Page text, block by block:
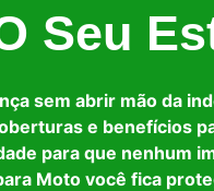
Seu
sem abrir mão da
e benefícios
para que nenhum
Moto você fica